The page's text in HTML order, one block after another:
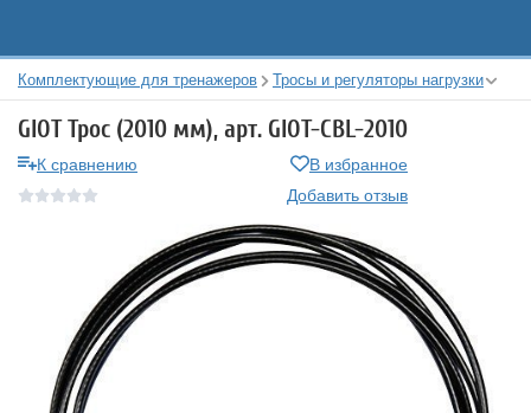
Комплектующие для тренажеров Тросы и регуляторы нагрузки
GIOT Трос (2010 мм), арт. GIOT-CBL-2010
К сравнению
В избранное
Добавить отзыв